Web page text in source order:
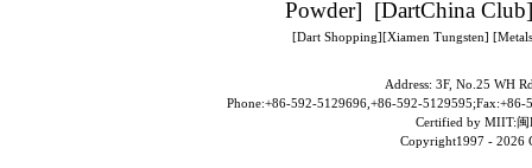
Powder] [DartChina Club
[Dart Shopping][Xiamen Tungsten]
Address: 3F, No.25 WH
Phone:+86-592-5129696,+86-592-
Certified by MIIT:
Copyright1997 -2026